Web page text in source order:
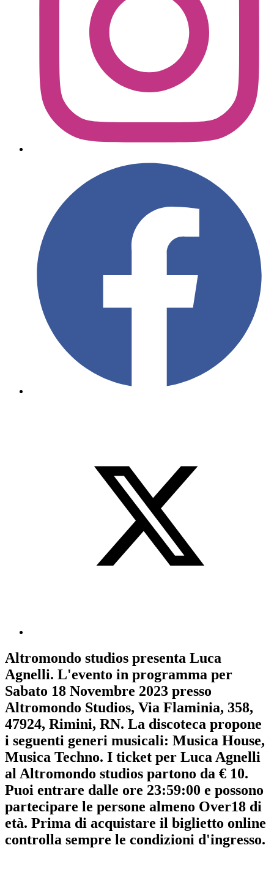
Altromondo studios presenta Luca
Agnelli. L'evento in programma per
Sabato 18 Novembre 2023 presso
Altromondo Studios, Via Flaminia, 358,
47924, Rimini, RN. La discoteca propone
i seguenti generi musicali: Musica House,
Musica Techno. I ticket per Luca Agnelli
al Altromondo studios partono da € 10.
Puoi entrare dalle ore 23:59:00 e possono
partecipare le persone almeno Over18 di
età. Prima di acquistare il biglietto online
controlla sempre le condizioni d'ingresso.